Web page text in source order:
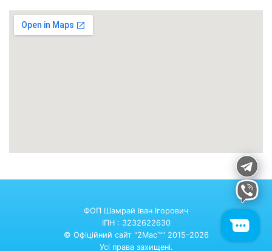
ФОП Шамрай Іван Ігорович
ІПН : 3232622630
© Офіційний сайт "2Mac™" 2015–2026
Усі права захищені.